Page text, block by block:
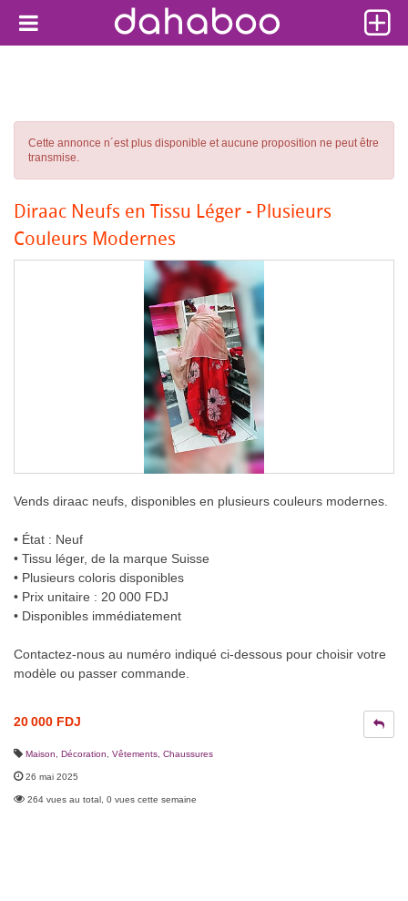
Cette annonce n´est plus disponible et aucune proposition ne peut être
transmise.
Diraac Neufs en Tissu Léger - Plusieurs
Couleurs Modernes
Vends diraac neufs, disponibles en plusieurs couleurs modernes.
• État : Neuf
• Tissu léger, de la marque Suisse
• Plusieurs coloris disponibles
• Prix unitaire : 20 000 FDJ
• Disponibles immédiatement
Contactez-nous au numéro indiqué ci-dessous pour choisir votre
modèle ou passer commande.
20 000 FDJ
Maison, Décoration Vêtements, Chaussures
26 mai 2025
264 vues au total, 0 vues cette semaine